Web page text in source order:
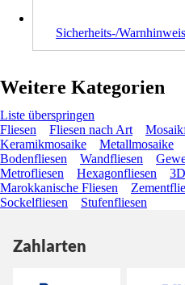
Sicherheits-/Warnhinweis
Weitere Kategorien
Liste überspringen
Fliesen
Fliesen nach Art
Keramikmosaike
Metallmosaike
Bodenfliesen
Wandfliesen
Metrofliesen
Hexagonfliesen
Marokkanische Fliesen
Sockelfliesen
Stufenfliesen
Zahlarten